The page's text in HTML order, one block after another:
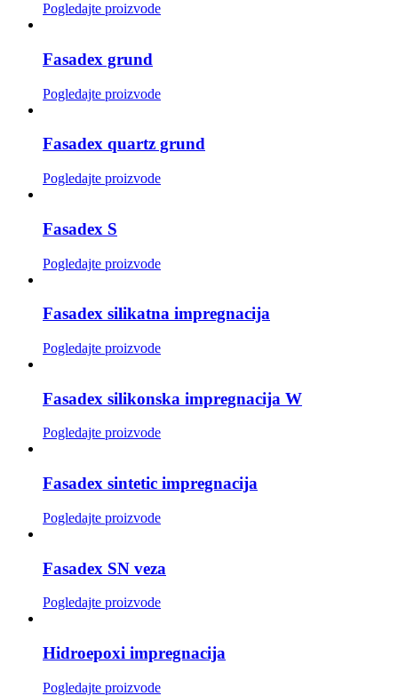
Pogledajte proizvode
Fasadex grund
Pogledajte proizvode
Fasadex quartz grund
Pogledajte proizvode
Fasadex S
Pogledajte proizvode
Fasadex silikatna impregnacija
Pogledajte proizvode
Fasadex silikonska impregnacija W
Pogledajte proizvode
Fasadex sintetic impregnacija
Pogledajte proizvode
Fasadex SN veza
Pogledajte proizvode
Hidroepoxi impregnacija
Pogledajte proizvode